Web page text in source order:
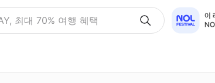
최대 70% 여행 혜택